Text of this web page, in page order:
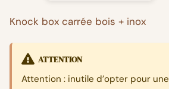
Knock box carrée bois + inox
ATTENTION
Attention : inutile d’opter pour une